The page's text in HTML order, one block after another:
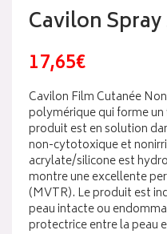
Cavilon
17,65€
Cavilon Film Cutanée
polymérique qui forme
produit est en solution
non-cytotoxique et
acrylate/silicone est
montre une excellente
(MVTR). Le produit est
peau intacte ou
protectrice entre la peau